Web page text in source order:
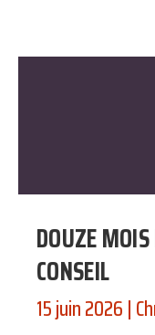
DOUZE
CONSEIL
15 juin 2026|